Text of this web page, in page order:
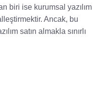
biri ise kurumsal yazılım
Ancak, bu
satın almakla sınırlı